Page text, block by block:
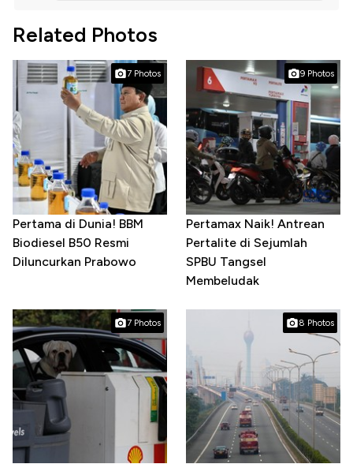
Related Photos
7 Photos
Pertama di Dunia! BBM
Biodiesel B50 Resmi
Diluncurkan Prabowo
9 Photos
Pertamax Naik! Antrean
Pertalite di Sejumlah
SPBU Tangsel
Membeludak
7 Photos 8 Photos